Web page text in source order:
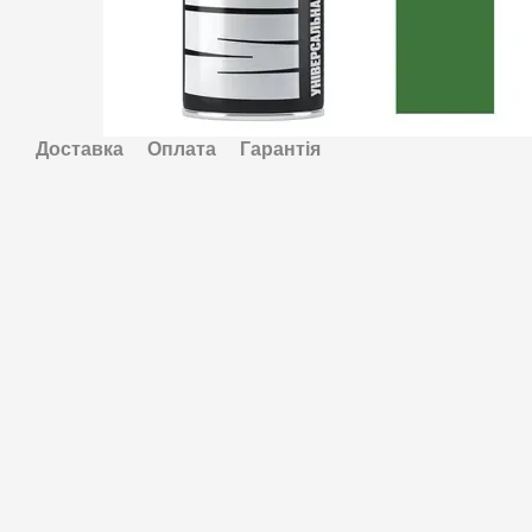
Доставка Оплата Гарантія